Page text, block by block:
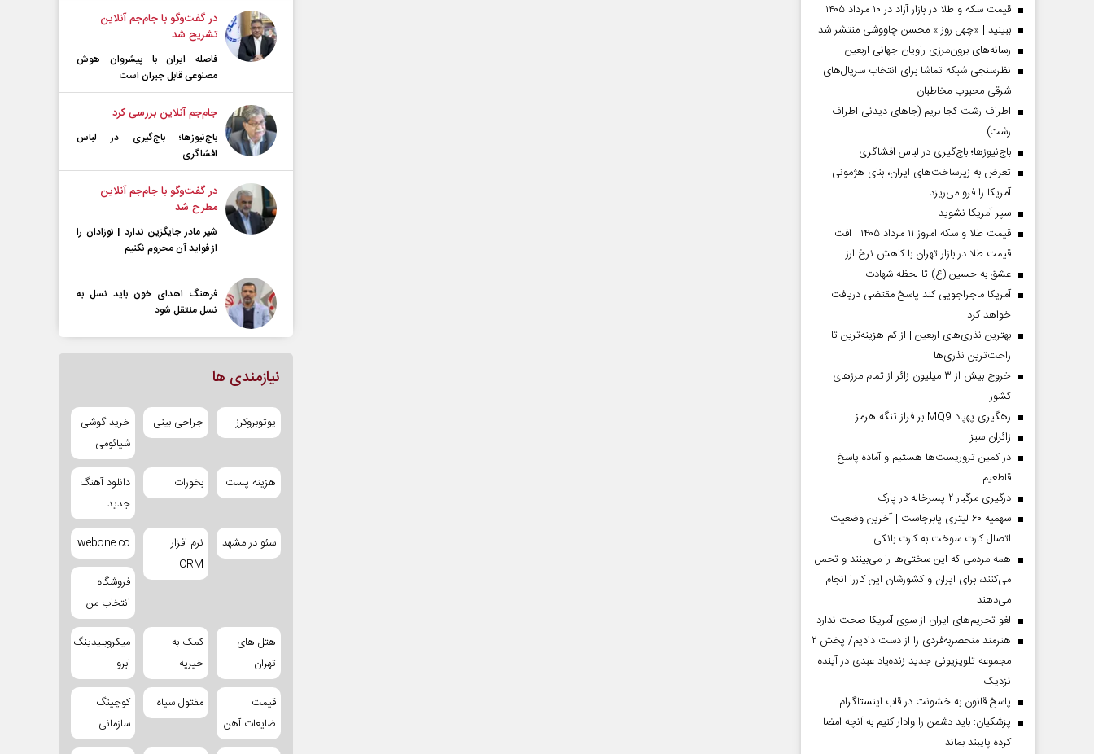
قیمت سکه و طلا در بازار آزاد در ۱۰ مرداد ۱۴۰۵
ببینید | «چهل روز » محسن چاووشی منتشر شد
رسانه‌های برون‌مرزی راویان جهانی اربعین
نظرسنجی شبکه تماشا برای انتخاب سریال‌های
شرقی محبوب مخاطبان
اطراف رشت کجا بریم (جاهای دیدنی اطراف
رشت)
باج‌نیوزها؛ باج‌گیری در لباس افشاگری
تعرض به زیرساخت‌های ایران، بنای هژمونی
آمریکا را فرو می‌ریزد
سپر آمریکا نشوید
قیمت طلا و سکه امروز ۱۱ مرداد ۱۴۰۵ | افت
قیمت طلا در بازار تهران با کاهش نرخ ارز
عشق به حسین (ع) تا لحظه شهادت
آمریکا ماجراجویی کند پاسخ مقتضی دریافت
خواهد کرد
بهترین نذری‌های اربعین | از کم هزینه‌ترین تا
راحت‌ترین نذری‌ها
خروج بیش از ۳ میلیون زائر از تمام مرز‌های
کشور
رهگیری پهپاد MQ9 بر فراز تنگه هرمز
‌زائران سبز
در کمین تروریست‌ها هستیم و آماده پاسخ
قاطعیم
درگیری مرگبار ۲ پسرخاله در پارک
سهمیه ۶۰ لیتری پابرجاست | آخرین وضعیت
اتصال کارت سوخت به کارت بانکی
همه مردمی که این سختی‌ها را می‌بینند و تحمل
می‌کنند، برای ایران و کشورشان این کاررا انجام
می‌دهند
لغو تحریم‌های ایران از سوی آمریکا صحت ندارد
هنرمند منحصر‌به‌فردی را از دست دادیم/ پخش ۲
مجموعه تلویزیونی جدید زنده‌یاد عبدی در آینده
نزدیک
پاسخ قانون به خشونت در قاب اینستاگرام
پزشکیان: باید دشمن را وادار کنیم به آنچه امضا
کرده پایبند بماند
در گفت‌و‌گو با جام‌جم آنلاین
تشریح شد
فاصله ایران با پیشرو‌ان هوش
مصنوعی قابل جبران است
جام‌جم آنلاین بررسی کرد
باج‌نیوزها؛ باج‌گیری در لباس
افشاگری
در گفت‌و‌گو با جام‌جم آنلاین
مطرح شد
شیر مادر جایگزین ندارد | نوزادان را
از فواید آن محروم نکنیم
فرهنگ اهدای خون باید نسل به
نسل منتقل شود
نیازمندی ها
یوتوبروکرز جراحی بینی
خرید گوشی
شیائومی
هزینه پست بخورات
دانلود آهنگ
جدید
سئو در مشهد
نرم افزار
CRM
webone.co
فروشگاه
انتخاب من
هتل های
تهران
کمک به
خیریه
میکروبلیدینگ
ابرو
قیمت
ضایعات آهن
مفتول سیاه
کوچینگ
سازمانی